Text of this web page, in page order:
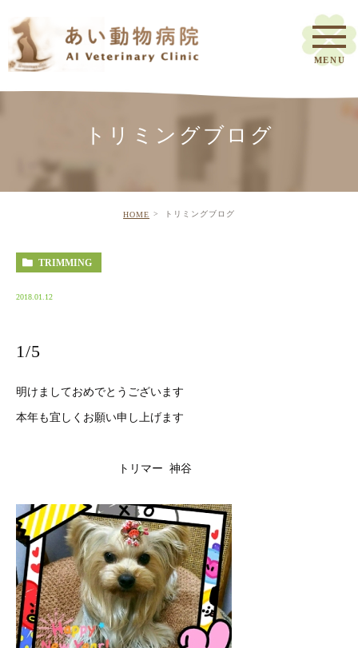
トリミングブログ
HOME トリミングブログ
TRIMMING
2018.01.12
1/5
明けましておめでとうございます
本年も宜しくお願い申し上げます
トリマー 神谷